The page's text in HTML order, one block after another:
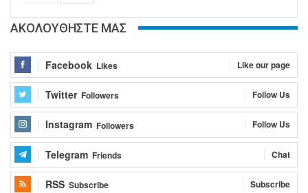
ΑΚΟΛΟΥΘΗΣΤΕ ΜΑΣ
Facebook Likes Like our page
Twitter Followers Follow Us
Instagram Followers Follow Us
Telegram Friends Chat
RSS Subscribe Subscribe